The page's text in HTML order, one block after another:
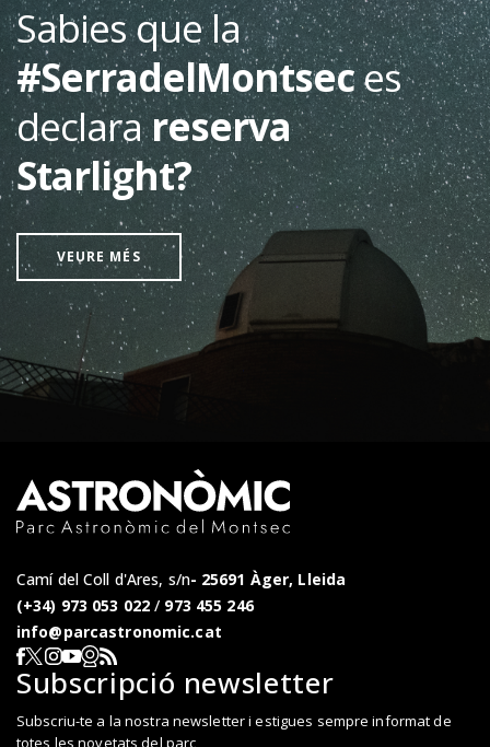
Sabies que la
#SerradelMontseces
declarareserva
Starlight?
VEURE MÉS
Segueix-nos a Facebook
Segueix-nos a X
Segueix-nos a Instagram
Segueix-nos a YouTube
Webcam en directe
RSS del Parc Astronòmic
Camí del Coll d'Ares, s/n 25691 Àger, Lleida
(+34) 973 053 022 / 973 455 246
info@parcastronomic.cat
Subscripció newsletter
Subscriu-te a la nostra newsletter i estigues sempre informat de